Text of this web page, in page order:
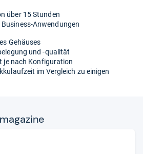
über 15 Stunden
Anwendungen
Gehäuses
und -qualität
je nach Konfiguration
im Vergleich zu einigen